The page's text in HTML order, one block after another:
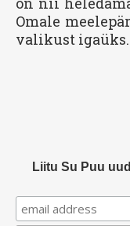
Omale
valikust igaüks.
Liitu Su Puu